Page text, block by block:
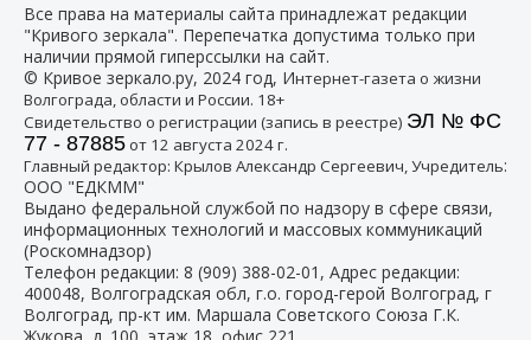
Все права на материалы сайта принадлежат редакции
"Кривого зеркала". Перепечатка допустима только при
наличии прямой гиперссылки на сайт.
© Кривое зеркало.ру, 2024 год, Интернет-газета о жизни
Волгограда, области и России. 18+
Свидетельство о регистрации (запись в реестре) ЭЛ № ФС
77 - 87885от 12 августа 2024 г.
Главный редактор: Крылов Александр Сергеевич, Учредитель:
ООО "ЕДКММ"
Выдано федеральной службой по надзору в сфере связи,
информационных технологий и массовых коммуникаций
(Роскомнадзор)
Телефон редакции: 8 (909) 388-02-01 , Адрес редакции:
400048, Волгоградская обл, г.о. город-герой Волгоград, г
Волгоград, пр-кт им. Маршала Советского Союза Г.К.